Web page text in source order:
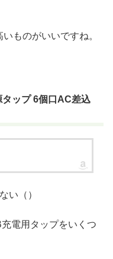
ものがいいですね。
ップ 6個口AC差込
い（）
電用タップをいくつ